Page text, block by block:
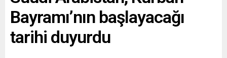
Bayramı’nın başlayacağı
tarihi duyurdu